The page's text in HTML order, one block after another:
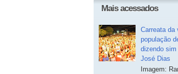
Mais acessados
Carreata da
população
dizendo sim
José Dias
Imagem: